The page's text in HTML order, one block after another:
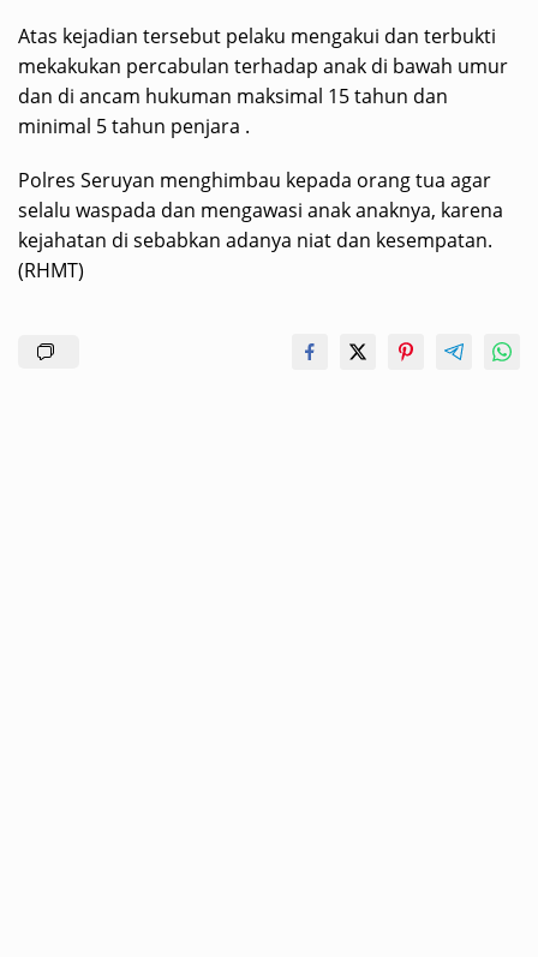
Atas kejadian tersebut pelaku mengakui dan terbukti
mekakukan percabulan terhadap anak di bawah umur
dan di ancam hukuman maksimal 15 tahun dan
minimal 5 tahun penjara .
Polres Seruyan menghimbau kepada orang tua agar
selalu waspada dan mengawasi anak anaknya, karena
kejahatan di sebabkan adanya niat dan kesempatan.
(RHMT)